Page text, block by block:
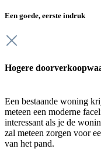
Een goede, eerste indruk
Hogere
Een bestaande woning
meteen een moderne
interessant als je de
zal meteen zorgen voor
van het pand.